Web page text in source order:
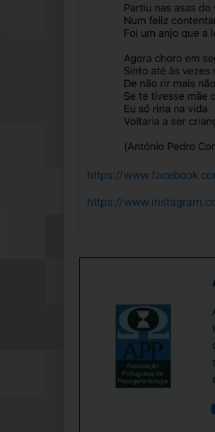
https://
https://